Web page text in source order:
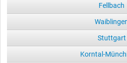
Fellbach
Stuttgart
Korntal-